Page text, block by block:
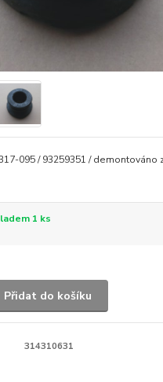
095 / 93259351 / demontováno
1 ks
Přidat do košíku
314310631